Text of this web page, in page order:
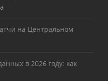
на Центральном
в 2026 году: как